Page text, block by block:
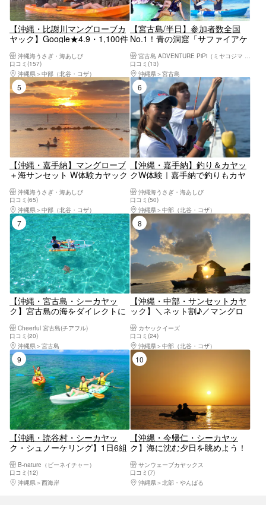
【沖縄・比謝川マングローブカ
ヤック】Google★4.9・1,100件
｜2歳〜OK・1日5便・撮影デー
タ無料・温水シャワーあり
沖縄海うさぎ・海あしび
口コミ(157)
沖縄県
中部（北谷・コザ）
【宮古島/半日】参加者数全国
No.1！青の洞窟「サファイアケ
プキン鍾乳洞探検｜高画質写
真・送迎・機材全て込み
口コミ(13)
沖縄県
宮古島
5位
【沖縄・嘉手納】マングローブ
＋海サンセット W体験カヤック
ら夕日へ漕ぎ出 す｜2歳〜84歳
OK・撮影データ無料・当日予約
◎
沖縄海うさぎ・海あしび
口コミ(65)
沖縄県
中部（北谷・コザ）
6位
【沖縄・嘉手納】釣り＆カヤッ
クW体験｜嘉手納で釣りもカヤ
社船2艇（海うさぎ丸・さん
ご）で出航★釣った魚は食堂で
調理OK★3歳〜可・写真データ
無料
沖縄海うさぎ・海あしび
口コミ(50)
沖縄県
中部（北谷・コザ）
7位
【沖縄・宮古島・シーカヤッ
ク】宮古島の海をダイレクトに
アーCheerful 宮古島(チアフル)
口コミ(20)
沖縄県
宮古島
8位
【沖縄・中部・サンセットカヤ
ック】＼ネット割♪／マングロ
でお得！カップル、女子グルー
プに大人気！ツアー画像プレゼ
ント！比謝川サンセットカヤッ
ク
カヤックイーズ
口コミ(24)
沖縄県
中部（北谷・コザ）
9位
【沖縄・読谷村・シーカヤッ
ク・シュノーケリング】1日6組
ング&シーカヤックツアー
B-nature（ビーネイチャー）
口コミ(12)
沖縄県
西海岸
【沖縄・今帰仁・シーカヤッ
ク】海に沈む夕日を眺めよう！
サンウェーブカヤックス
口コミ(7)
沖縄県
北部・やんばる